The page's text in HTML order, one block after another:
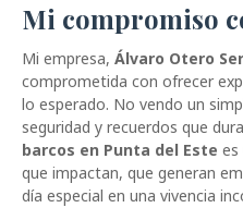
Mi compromiso
Mi empresa, Álvaro Otero
comprometida con ofrecer
lo esperado. No vendo un
seguridad y recuerdos que
barcos en Punta del Este es
que impactan, que generan
día especial en una vivencia